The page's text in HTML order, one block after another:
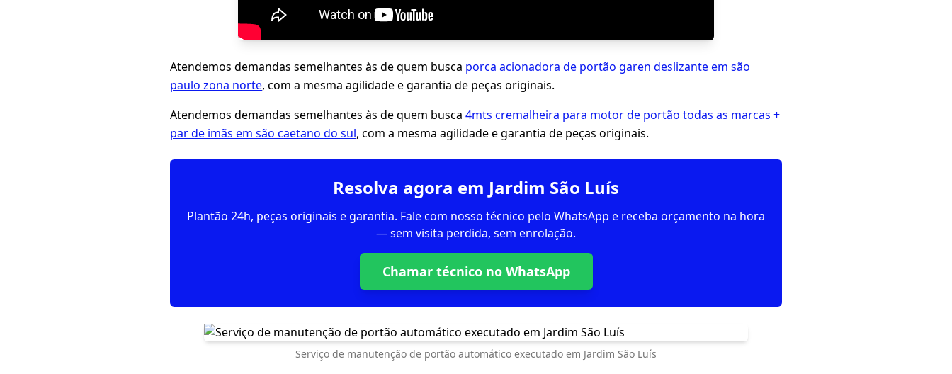
Atendemos demandas semelhantes às de quem busca porca acionadora de portão garen deslizante em são
paulo zona norte, com a mesma agilidade e garantia de peças originais.
Atendemos demandas semelhantes às de quem busca 4mts cremalheira para motor de portão todas as marcas +
par de imãs em são caetano do sul, com a mesma agilidade e garantia de peças originais.
Resolva agora em Jardim São Luís
Plantão 24h, peças originais e garantia. Fale com nosso técnico pelo WhatsApp e receba orçamento na hora
— sem visita perdida, sem enrolação.
Chamar técnico no WhatsApp
Serviço de manutenção de portão automático executado em Jardim São Luís